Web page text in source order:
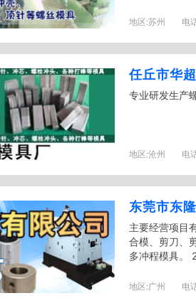
地区:苏州 电
任丘市华
专业研发生产
地区:沧州 电
东莞市东
主要经营项目
合模、剪刀、
多冲程模具。
地区:广州 电